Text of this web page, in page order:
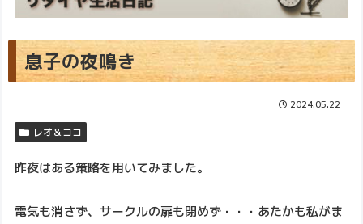
息子の夜鳴き
2024.05.22
レオ＆ココ
昨夜はある策略を用いてみました。
電気も消さず、サークルの扉も閉めず・・・あたかも私がま